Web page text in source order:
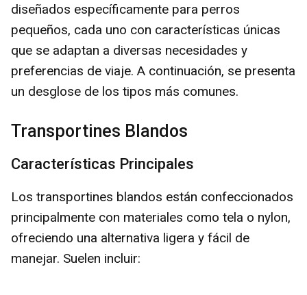
diseñados específicamente para perros
pequeños, cada uno con características únicas
que se adaptan a diversas necesidades y
preferencias de viaje. A continuación, se presenta
un desglose de los tipos más comunes.
Transportines Blandos
Características Principales
Los transportines blandos están confeccionados
principalmente con materiales como tela o nylon,
ofreciendo una alternativa ligera y fácil de
manejar. Suelen incluir: